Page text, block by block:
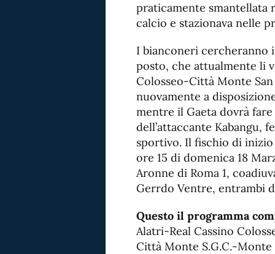
praticamente smantellata
calcio e stazionava nelle
I bianconeri cercheranno
posto, che attualmente li
Colosseo-Città Monte
nuovamente a
mentre il Gaeta dovrà
dell’attaccante Kabangu,
sportivo. Il fischio di
ore 15 di domenica 18
Aronne di Roma 1,
Gerrdo Ventre, entrambi
Questo il programma
Alatri-Real Cassino
Città Monte S.G.C.-Monte